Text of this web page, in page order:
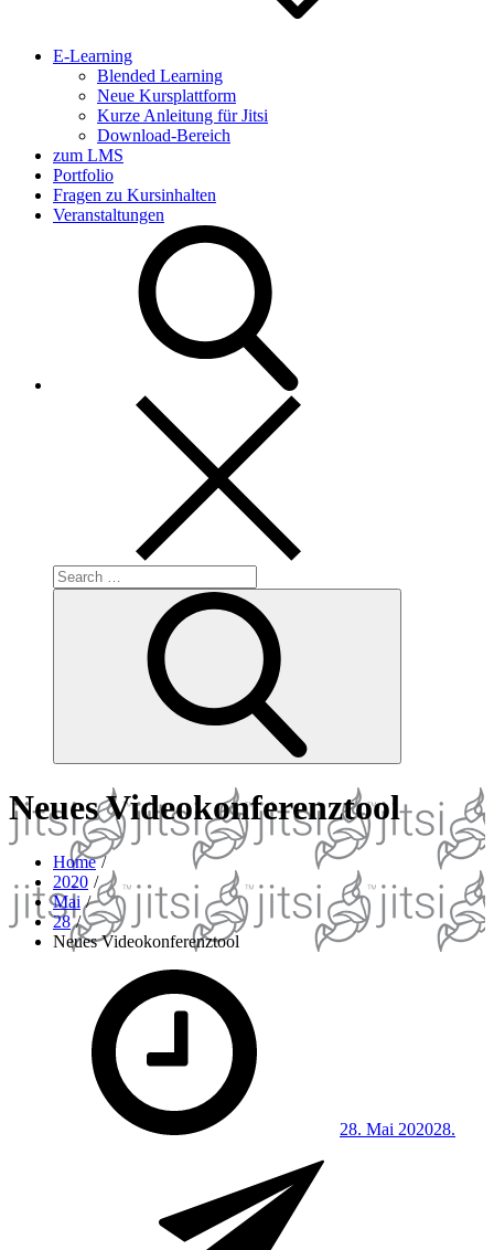
E-Learning
Blended Learning
Neue Kursplattform
Kurze Anleitung für Jitsi
Download-Bereich
zum LMS
Portfolio
Fragen zu Kursinhalten
Veranstaltungen
Search
for:
Neues Videokonferenztool
Home
2020
Mai
28
Neues Videokonferenztool
28. Mai 202028.